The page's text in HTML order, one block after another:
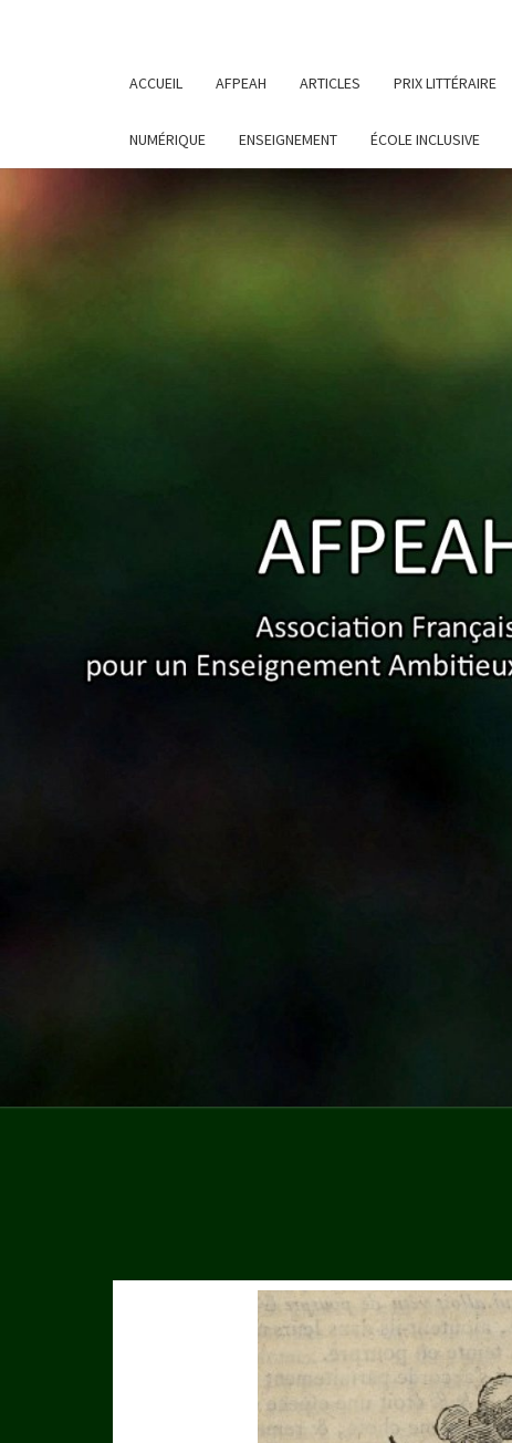
ACCUEIL AFPEAH ARTICLES PRIX LITTÉRAIRE
NUMÉRIQUE ENSEIGNEMENT ÉCOLE INCLUSIVE